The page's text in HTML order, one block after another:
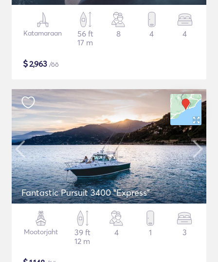
Katamaraan
56 ft
17 m
8 4 4
$2,963 /öö
Fantastic Pursuit 3400 "Express"
Mootorjaht
39 ft
12 m
4 1 3